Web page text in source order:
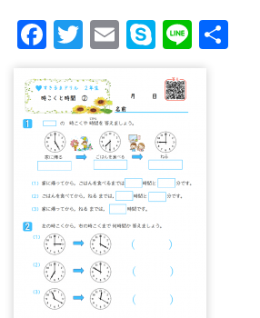
F
c
e
b
o
o
k
T
tt
er
E
ail
S
p
e
Li